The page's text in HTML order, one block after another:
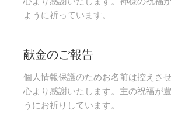
ように祈っています。
献金のご報告
個人情報保護のためお名前は控えさ
心より感謝いたします。主の祝福が
うにお祈りしています。